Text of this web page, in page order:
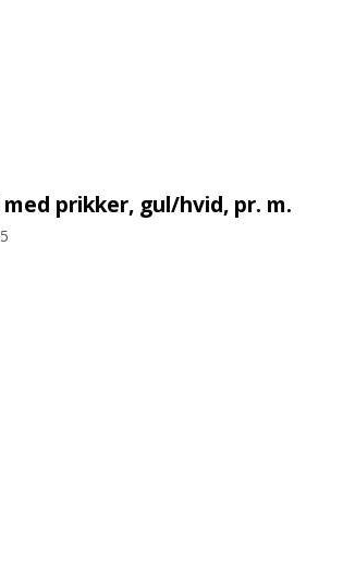
med prikker, gul/hvid, pr. m.